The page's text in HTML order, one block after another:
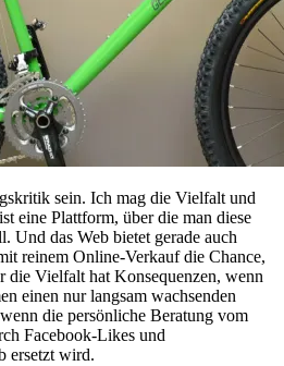
sein. Ich mag die Vielfalt und
eine Plattform, über die man diese
Und das Web bietet gerade auch
reinem Online-Verkauf die Chance,
die Vielfalt hat Konsequenzen, wenn
einen nur langsam wachsenden
die persönliche Beratung vom
Facebook-Likes und
ersetzt wird.